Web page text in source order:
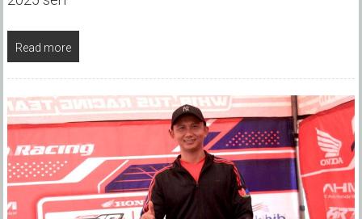
Read more